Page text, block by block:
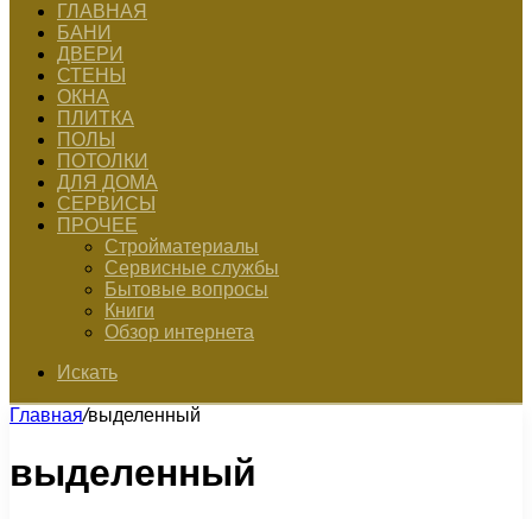
ГЛАВНАЯ
БАНИ
ДВЕРИ
СТЕНЫ
ОКНА
ПЛИТКА
ПОЛЫ
ПОТОЛКИ
ДЛЯ ДОМА
СЕРВИСЫ
ПРОЧЕЕ
Стройматериалы
Сервисные службы
Бытовые вопросы
Книги
Обзор интернета
Искать
Главная/выделенный
выделенный